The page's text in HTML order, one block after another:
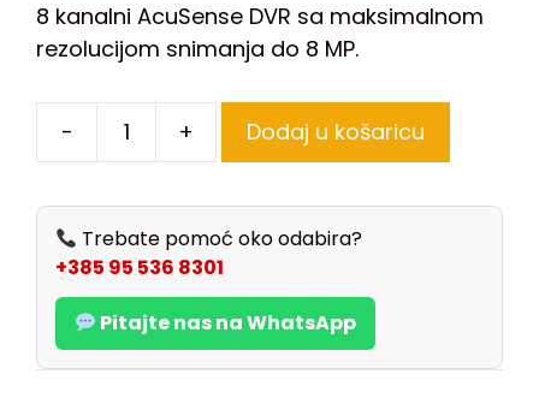
8 kanalni AcuSense DVR sa maksimalnom
rezolucijom snimanja do 8 MP.
- + Dodaj u košaricu
Trebate pomoć oko odabira?
+385 95 536 8301
Pitajte nas na WhatsApp